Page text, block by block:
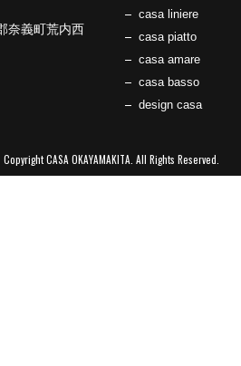
奈義町荒内西
casa liniere
casa piatto
casa amare
casa basso
design casa
Copyright CASA OKAYAMAKITA. All Rights Reserved.